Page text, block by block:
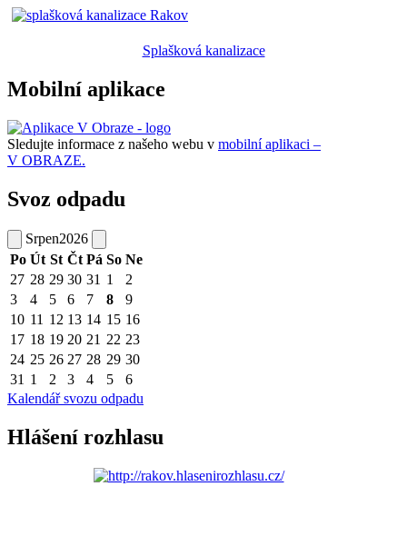
Splašková kanalizace
Mobilní aplikace
Sledujte informace z našeho webu v mobilní aplikaci –
V OBRAZE.
Svoz odpadu
Srpen2026
Po Út St Čt Pá So Ne
27 28 29 30 31 1
2
3
4 5 6 7 8
9
10 11 12 13 14 15 16
17 18 19 20 21 22 23
24 25 26 27 28 29 30
31 1 2 3 4 5
6
Kalendář svozu odpadu
Hlášení rozhlasu